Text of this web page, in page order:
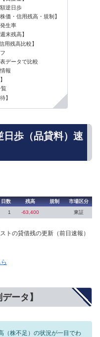
逆日歩
価・信用残高・規制】
生率
末残高】
用残高比較】
データで比較
報
覧
】
日歩（品貸料）速
日数 残高 規制
市場区分
1 -63,400 東証
トの貸借残の更新（前日速報）
ータ】
（株不足）の状況が一目でわ